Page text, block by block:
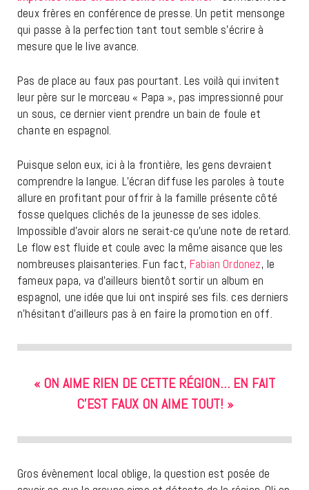
deux frères en conférence de presse. Un petit mensonge
qui passe à la perfection tant tout semble s’écrire à
mesure que le live avance.
Pas de place au faux pas pourtant. Les voilà qui invitent
leur père sur le morceau « Papa », pas impressionné pour
un sous, ce dernier vient prendre un bain de foule et
chante en espagnol.
Puisque selon eux, ici à la frontière, les gens devraient
comprendre la langue. L’écran diffuse les paroles à toute
allure en profitant pour offrir à la famille présente côté
fosse quelques clichés de la jeunesse de ses idoles.
Impossible d’avoir alors ne serait-ce qu’une note de retard.
Le flow est fluide et coule avec la même aisance que les
nombreuses plaisanteries. Fun fact, Fabian Ordonez, le
fameux papa, va d’ailleurs bientôt sortir un album en
espagnol, une idée que lui ont inspiré ses fils. ces derniers
n’hésitant d’ailleurs pas à en faire la promotion en off.
« ON AIME RIEN DE CETTE RÉGION… EN FAIT
C’EST FAUX ON AIME TOUT! »
Gros évènement local oblige, la question est posée de